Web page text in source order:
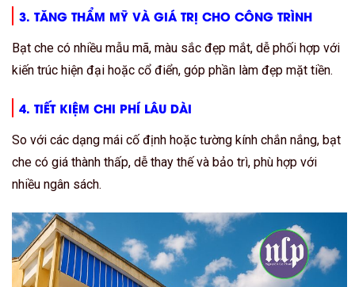
3. TĂNG THẨM MỸ VÀ GIÁ TRỊ CHO CÔNG TRÌNH
Bạt che có nhiều mẫu mã, màu sắc đẹp mắt, dễ phối hợp với
kiến trúc hiện đại hoặc cổ điển, góp phần làm đẹp mặt tiền.
4. TIẾT KIỆM CHI PHÍ LÂU DÀI
So với các dạng mái cố định hoặc tường kính chắn nắng, bạt
che có giá thành thấp, dễ thay thế và bảo trì, phù hợp với
nhiều ngân sách.